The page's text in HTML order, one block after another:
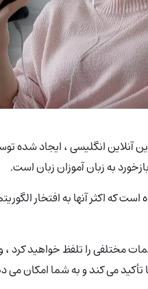
به زبان آموزان زبان است.
که اکثر آنها به افتخار
مختلفی را تلفظ خواهید کرد ،
می کند و به شما امکان می